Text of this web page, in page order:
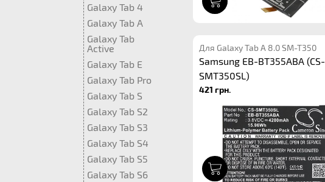
Galaxy Tab 4
Galaxy Tab A
Galaxy Tab
Active
Galaxy Tab E
Galaxy Tab Pro
Galaxy Tab S
Galaxy Tab S2
Galaxy Tab S3
Galaxy Tab S4
Galaxy Tab S5
Galaxy Tab S6
Для Galaxy Tab A 8.0 SM-T350
Samsung EB-BT355ABA (CS-
SMT350SL)
421 грн.